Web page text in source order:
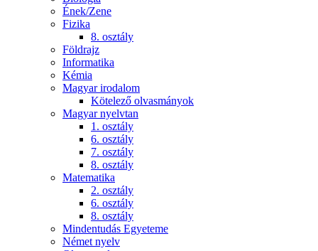
Ének/Zene
Fizika
8. osztály
Földrajz
Informatika
Kémia
Magyar irodalom
Kötelező olvasmányok
Magyar nyelvtan
1. osztály
6. osztály
7. osztály
8. osztály
Matematika
2. osztály
6. osztály
8. osztály
Mindentudás Egyeteme
Német nyelv